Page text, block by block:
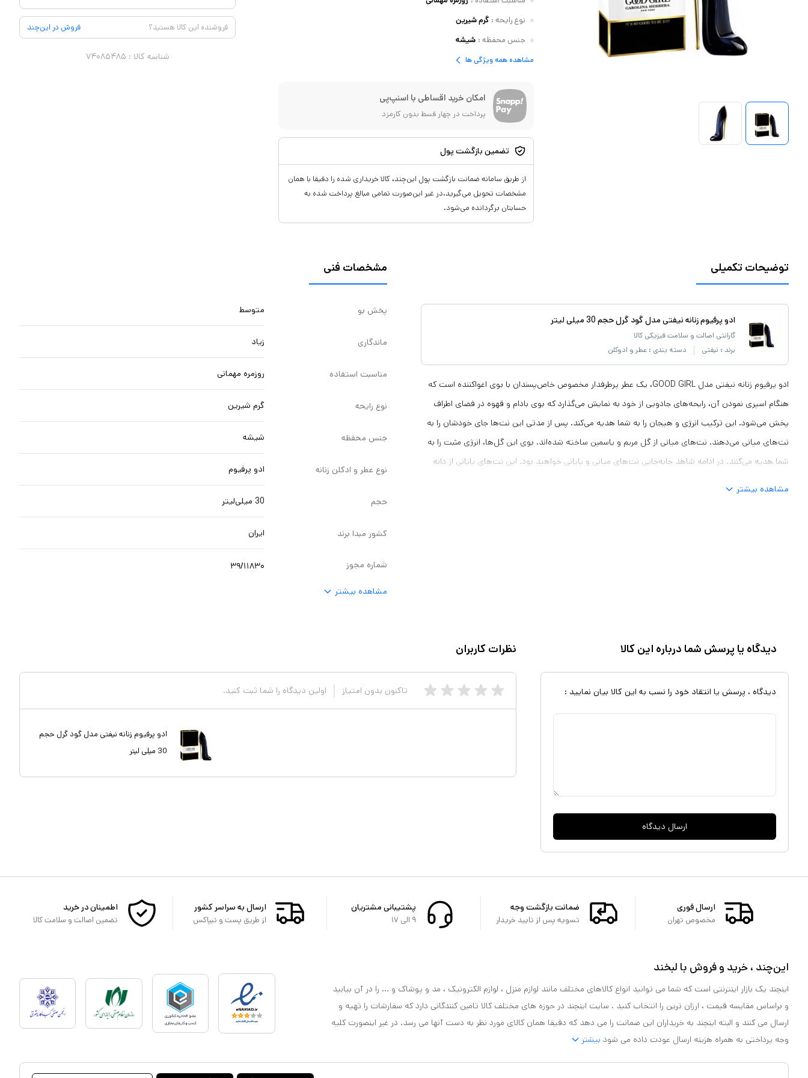
نوع رایحه : گرم شیرین
جنس محفظه : شیشه
مشاهده همه ویژگی ها
امکان خرید اقساطی با اسنپ‌پی
پرداخت در چهار قسط بدون کارمزد
تضمین بازگشت پول
از طریق سامانه ضمانت بازگشت پول این‌چند، کالا خریداری شده را دقیقا با همان
مشخصات تحویل می‌گیرید.در غیر این‌صورت تمامی مبالغ پرداخت شده به
حسابتان برگردانده می‌شود.
فروشنده این کالا هستید؟ فروش در این‌چند
شناسه کالا : ۷۴۰۸۵۴۸۵
توضیحات تکمیلی
ادو پرفیوم زنانه نیفتی مدل گود گرل حجم 30 میلی لیتر
گارانتی اصالت و سلامت فیزیکی کالا
برند : نیفتی دسته بندی : عطر و ادوکلن
ادو پرفیوم زنانه نیفتی مدل GOOD GIRL، یک عطر پرطرفدار مخصوص خاص‌پسندان با بوی اغواکننده است که
هنگام اسپری نمودن آن، رایحه‌های جادویی از خود به نمایش می‌گذارد که بوی بادام و قهوه در فضای اطراف
پخش می‌شود. این ترکیب انرژی و هیجان را به شما هدیه می‌کند. پس از مدتی این نت‌ها جای خودشان را به
نت‌های میانی می‌دهند. نت‌های میانی از گل مریم و یاسمین ساخته ‌شده‌اند. بوی این گل‌ها، انرژی مثبت را به
شما هدیه می‌کنند. در ادامه شاهد جابه‌جایی نت‌های میانی و پایانی خواهید بود. این نت‌های پایانی از دانه‌
۳۹/۱۱۸۳۰، این عطر تضمینی از کیفیت و اصالت است. این مجوز نشان‌دهنده تاییدیه‌های لازم برای استفاده
ایمن و مطمئن است.
مشاهده بیشتر
مشخصات فنی
پخش بو متوسط
ماندگاری زیاد
مناسبت استفاده روزمره مهمانی
نوع رایحه گرم شیرین
جنس محفظه شیشه
نوع عطر و ادکلن زنانه ادو پرفیوم
حجم 30 میلی‌لیتر
کشور مبدا برند ایران
شماره مجوز ۳۹/۱۱۸۳۰
مشاهده بیشتر
دیدگاه یا پرسش شما درباره این کالا
دیدگاه ، پرسش یا انتقاد خود را نسب به این کالا بیان نمایید :
ارسال دیدگاه
نظرات کاربران
تاکنون بدون امتیاز اولین دیدگاه را شما ثبت کنید.
ادو پرفیوم زنانه نیفتی مدل گود گرل حجم
30 میلی لیتر
ارسال فوری
مخصوص تهران
ضمانت بازگشت وجه
تسویه پس از تایید خریدار
پشتیبانی مشتریان
۹ الی ۱۷
ارسال به سراسر کشور
از طریق پست و تیپاکس
اطمینان در خرید
تضمین اصالت و سلامت کالا
این‌چند ، خرید و فروش با لبخند
اینچند یک بازار اینترنتی است که شما می توانید انواع کالاهای مختلف مانند لوازم منزل ، لوازم الکترونیک ، مد و پوشاک و ... را در آن بیابید
و براساس مقایسه قیمت ، ارزان ترین را انتخاب کنید . سایت اینچند در حوزه های مختلف کالا تامین کنندگانی دارد که سفارشات را تهیه و
ارسال می کنند و البته اینچند به خریداران این ضمانت را می دهد که دقیقا همان کالای مورد نظر به دست آنها می رسد. در غیر اینصورت کلیه
وجه پرداختی به همراه هزینه ارسال عودت داده می شود بیشتر